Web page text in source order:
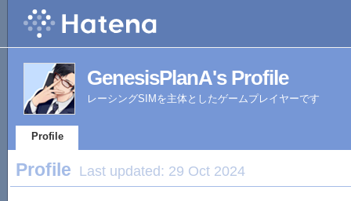
GenesisPlanA's Profile
レーシングSIMを主体としたゲームプレイヤーです
Profile
Profile Last updated: 29 Oct 2024